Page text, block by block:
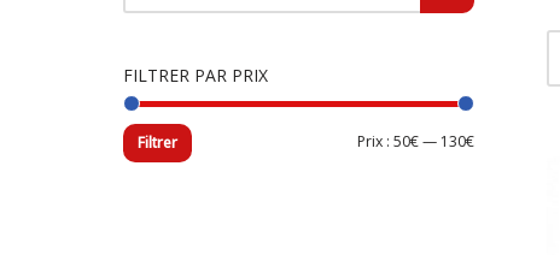
FILTRER PAR PRIX
Filtrer Prix : 50€— 130€